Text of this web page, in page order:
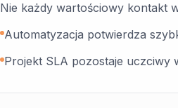
Nie każdy wartościowy kontakt
Automatyzacja potwierdza
Projekt SLA pozostaje uczciwy